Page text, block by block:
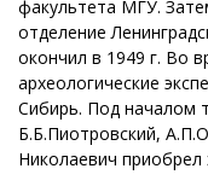
факультета МГУ.
отделение
окончил в 1949 г. Во
археологические
Сибирь. Под началом
Б.Б.Пиотровский,
Николаевич